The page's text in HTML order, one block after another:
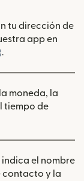
tu dirección de
en una
app en
nueva)
.
moneda, la
tiempo de
indica el nombre
contacto y la